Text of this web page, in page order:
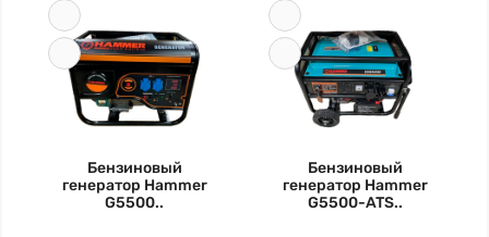
Бензиновый
генератор Hammer
G5500..
Бензиновый
генератор Hammer
G5500-ATS..